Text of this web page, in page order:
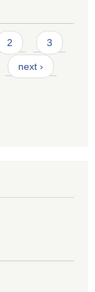
2 3
next ›